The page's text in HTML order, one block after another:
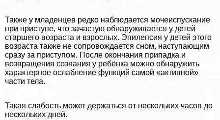
Также у младенцев редко наблюдается мочеиспускание
при приступе, что зачастую обнаруживается у детей
старшего возраста и взрослых. Эпилепсия у детей этого
возраста также не сопровождается сном, наступающим
сразу за приступом. После окончания припадка и
возвращения сознания у ребёнка можно обнаружить
хаpaктерное ослабление функций самой «активной»
части тела.
Такая слабость может держаться от нескольких часов до
нескольких дней.